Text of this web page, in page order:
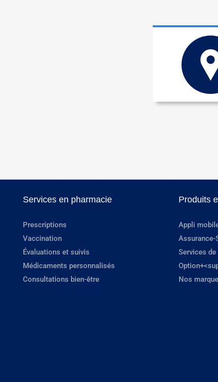
Services en pharmacie
Prescriptions
Vaccination
Évaluations et suivis
Médicaments personnalisés
Consultations bien-être
Produits
Appli
Assurance-
Services
Nos